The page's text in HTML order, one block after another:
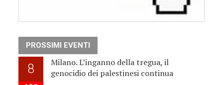
PROSSIMI EVENTI
8
Milano. L’inganno della tregua, il
genocidio dei palestinesi continua